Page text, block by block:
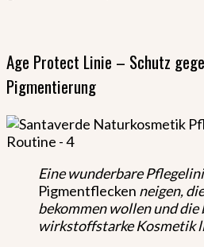
Age Protect Linie – Schutz
Pigmentierung
Eine wunderbare
Pigmentflecken neigen,
bekommen wollen und die
wirkstoffstarke Kosmetik